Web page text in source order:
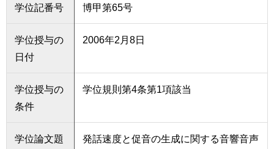
学位記番号 博甲第65号
学位授与の
日付
2006年2月8日
学位授与の
条件
学位規則第4条第1項該当
学位論文題
発話速度と促音の生成に関する音響音声